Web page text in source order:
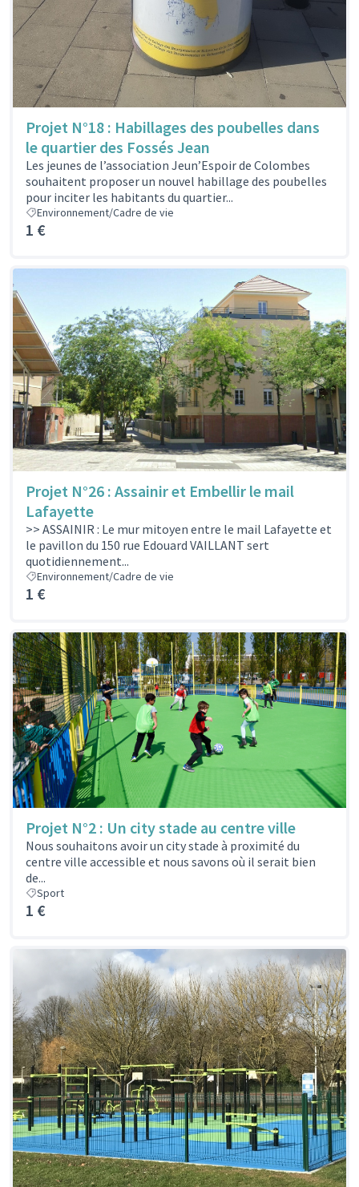
Projet N°18 : Habillages des poubelles dans
le quartier des Fossés Jean
Les jeunes de l’association Jeun’Espoir de Colombes
souhaitent proposer un nouvel habillage des poubelles
pour inciter les habitants du quartier...
Environnement/Cadre de vie
1 €
Projet N°26 : Assainir et Embellir le mail
Lafayette
>> ASSAINIR : Le mur mitoyen entre le mail Lafayette et
le pavillon du 150 rue Edouard VAILLANT sert
quotidiennement...
Environnement/Cadre de vie
1 €
Projet N°2 : Un city stade au centre ville
Nous souhaitons avoir un city stade à proximité du
centre ville accessible et nous savons où il serait bien
de...
Sport
1 €